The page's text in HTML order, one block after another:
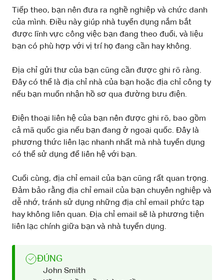
Tiếp theo, bạn nên đưa ra nghề nghiệp và chức danh
của mình. Điều này giúp nhà tuyển dụng nắm bắt
được lĩnh vực công việc bạn đang theo đuổi, và liệu
bạn có phù hợp với vị trí họ đang cần hay không.
Địa chỉ gửi thư của bạn cũng cần được ghi rõ ràng.
Đây có thể là địa chỉ nhà của bạn hoặc địa chỉ công ty
nếu bạn muốn nhận hồ sơ qua đường bưu điện.
Điện thoại liên hệ của bạn nên được ghi rõ, bao gồm
cả mã quốc gia nếu bạn đang ở ngoại quốc. Đây là
phương thức liên lạc nhanh nhất mà nhà tuyển dụng
có thể sử dụng để liên hệ với bạn.
Cuối cùng, địa chỉ email của bạn cũng rất quan trọng.
Đảm bảo rằng địa chỉ email của bạn chuyên nghiệp và
dễ nhớ, tránh sử dụng những địa chỉ email phức tạp
hay không liên quan. Địa chỉ email sẽ là phương tiện
liên lạc chính giữa bạn và nhà tuyển dụng.
ĐÚNG
John Smith